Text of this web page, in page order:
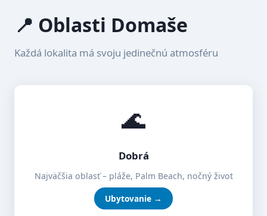
📍 Oblasti Domaše
Každá lokalita má svoju jedinečnú atmosféru
🌊
Dobrá
Najväčšia oblasť – pláže, Palm Beach, nočný život
Ubytovanie →